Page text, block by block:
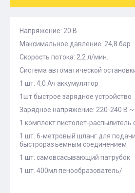
Напряжение: 20 В
Максимальное давление: 24,8 бар
Скорость потока: 2,2 л/мин.
Система автоматической
1 шт. 4,0 Ач аккумулятор
1шт быстрое зарядное устройство
Зарядное напряжение: 220-240 В ~
1 комплект пистолет-распылитель
1 шт. 6-метровый шланг для
быстроразъемным соединением
1 шт. самовсасывающий патрубок
1 шт. 400мл пенообразователь/